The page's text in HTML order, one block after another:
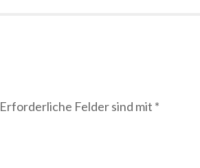
Erforderliche Felder sind mit *